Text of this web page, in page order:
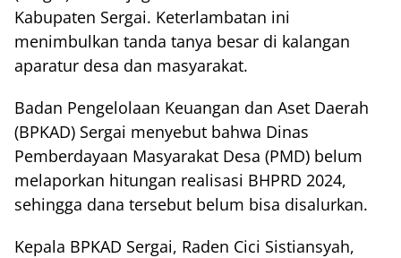
Kabupaten Sergai. Keterlambatan ini
menimbulkan tanda tanya besar di kalangan
aparatur desa dan masyarakat.
Badan Pengelolaan Keuangan dan Aset Daerah
(BPKAD) Sergai menyebut bahwa Dinas
Pemberdayaan Masyarakat Desa (PMD) belum
melaporkan hitungan realisasi BHPRD 2024,
sehingga dana tersebut belum bisa disalurkan.
Kepala BPKAD Sergai, Raden Cici Sistiansyah,